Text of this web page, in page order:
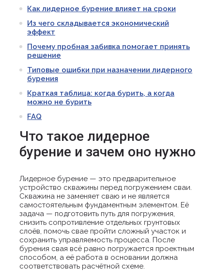
Как лидерное бурение влияет на сроки
Из чего складывается экономический
эффект
Почему пробная забивка помогает принять
решение
Типовые ошибки при назначении лидерного
бурения
Краткая таблица: когда бурить, а когда
можно не бурить
FAQ
Что такое лидерное
бурение и зачем оно нужно
Лидерное бурение — это предварительное
устройство скважины перед погружением сваи.
Скважина не заменяет сваю и не является
самостоятельным фундаментным элементом. Её
задача — подготовить путь для погружения,
снизить сопротивление отдельных грунтовых
слоёв, помочь свае пройти сложный участок и
сохранить управляемость процесса. После
бурения свая всё равно погружается проектным
способом, а её работа в основании должна
соответствовать расчётной схеме.